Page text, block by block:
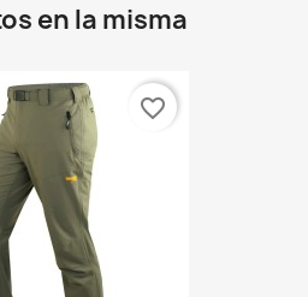
en la misma
favorite_border